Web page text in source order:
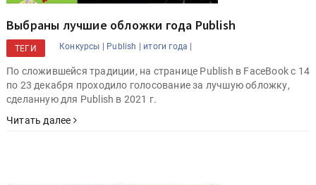
Выбраны лучшие обложки года Publish
ТЕГИ Конкурсы | Publish | итоги года |
По сложившейся традиции, на странице Publish в FaceBook c 14
по 23 декабря проходило голосование за лучшую обложку,
сделанную для Publish в 2021 г.
Читать далее